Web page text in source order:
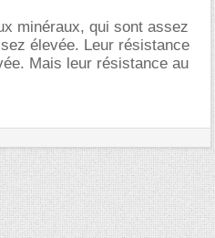
minéraux, qui sont assez
élevée. Leur résistance
Mais leur résistance au